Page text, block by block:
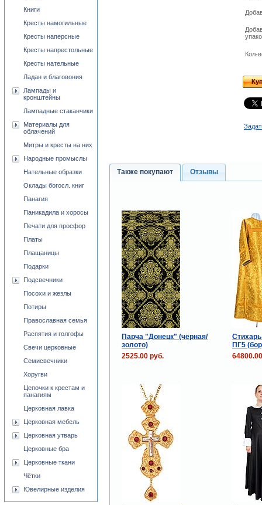
Кол-
Также покупают Отзывы
Парча "Донецк" (чёрная/
золото)
ПГ5
2525.00 руб.
Книги
Кресты намогильные
Кресты наперсные
Кресты напрестольные
Кресты нательные
Ладан и благовония
Лампады и
кронштейны
Лампадные стаканчики
Материалы для
облачений
Митры и кресты на них
Народные промыслы
Нательные образки
Оклады богосл. книг
Панагия
Паникадила и хоросы
Печати для просфор
Платы
Плащаницы
Подарки
Подсвечники
Посохи и жезлы
Потиры
Православная семья
Распятия и голгофы
Свечи церковные
Семисвечники
Хоругви
Цепочки к крестам и
панагиям
Церковная лавка
Церковная мебель
Церковная утварь
Церковные бра
Церковные ткани
Чётки
Ювелирные изделия